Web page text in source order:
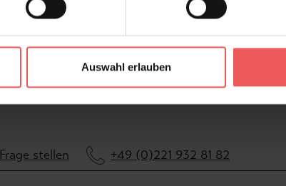
Auswahl erlauben
Frage stellen +49 (0)221 932 81 82